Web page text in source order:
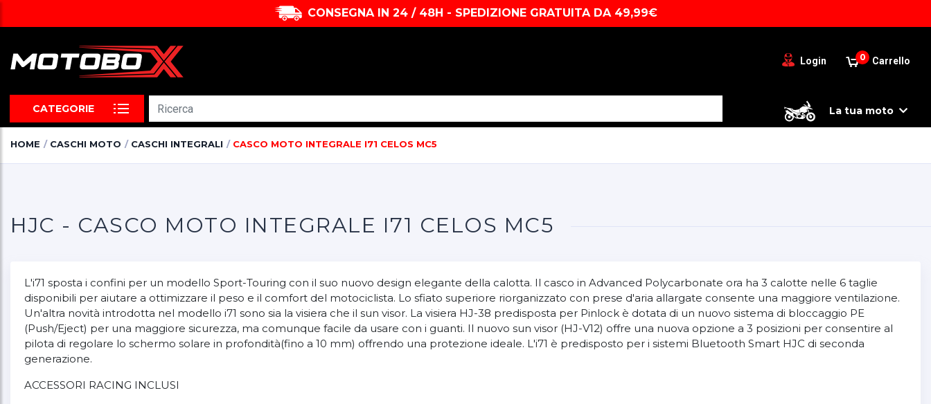
CONSEGNA IN 24 / 48H - SPEDIZIONE GRATUITA DA 49,99€
0 Carrello
Login
CATEGORIE La tua moto
HOME CASCHI MOTO CASCHI INTEGRALI CASCO MOTO INTEGRALE I71 CELOS MC5
HJC - CASCO MOTO INTEGRALE I71 CELOS MC5
L'i71 sposta i confini per un modello Sport-Touring con il suo nuovo design elegante della calotta. Il casco in Advanced Polycarbonate ora ha 3 calotte nelle 6 taglie
disponibili per aiutare a ottimizzare il peso e il comfort del motociclista. Lo sfiato superiore riorganizzato con prese d'aria allargate consente una maggiore ventilazione.
Un'altra novità introdotta nel modello i71 sono sia la visiera che il sun visor. La visiera HJ-38 predisposta per Pinlock è dotata di un nuovo sistema di bloccaggio PE
(Push/Eject) per una maggiore sicurezza, ma comunque facile da usare con i guanti. Il nuovo sun visor (HJ-V12) offre una nuova opzione a 3 posizioni per consentire al
pilota di regolare lo schermo solare in profondità(fino a 10 mm) offrendo una protezione ideale. L'i71 è predisposto per i sistemi Bluetooth Smart HJC di seconda
generazione.
ACCESSORI RACING INCLUSI